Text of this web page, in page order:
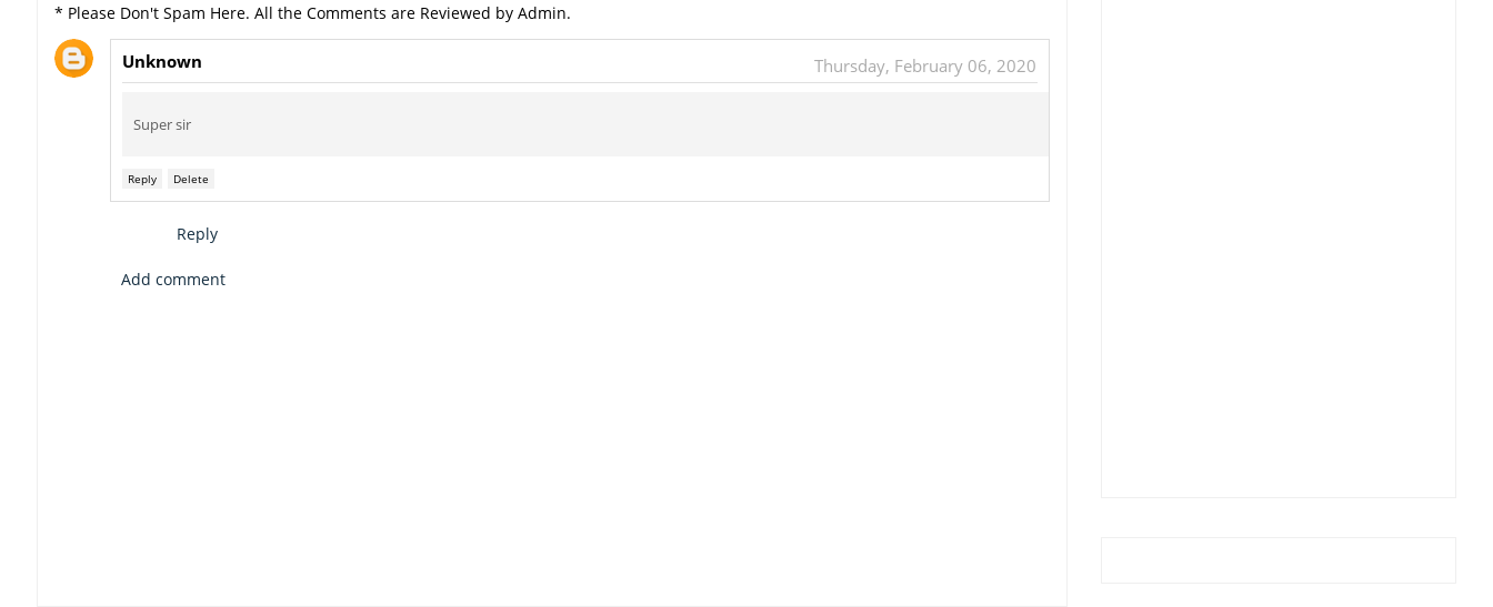
* Please Don't Spam Here. All the Comments are Reviewed by Admin.
Unknown Thursday, February 06, 2020
Super sir
Reply Delete
Reply
Add comment